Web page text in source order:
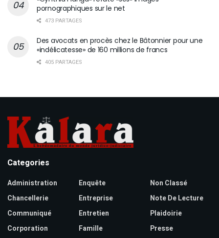
pornographiques sur le net
473 PARTAGES
Des avocats en procès chez le Bâtonnier pour une
«indélicatesse» de 160 millions de francs
405 PARTAGES
Categories
Administration
Chancellerie
Communiqué
Corporation
Enquête
Entreprise
Entretien
Famille
Non Classé
Note De Lecture
Plaidoirie
Presse